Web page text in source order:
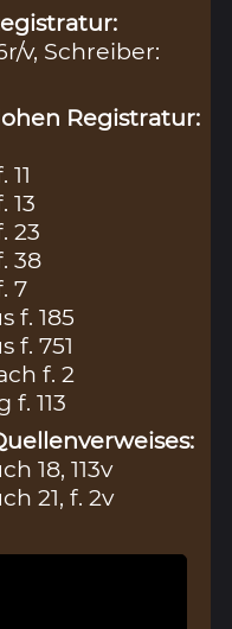
v, Schreiber:
Registratur:
13
23
38
7
f. 185
f. 751
f. 2
113
18, 113v
21, f. 2v